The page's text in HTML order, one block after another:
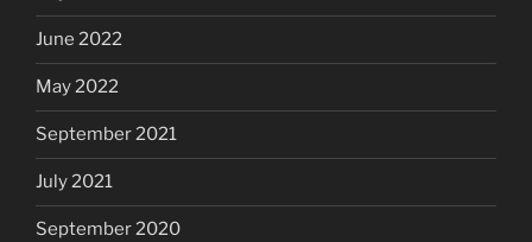
June 2022
May 2022
September 2021
July 2021
September 2020